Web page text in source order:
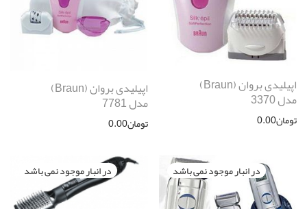
اپیلیدی بروان (Braun)
مدل 3370
تومان0.00
اپیلیدی بروان (Braun)
مدل 7781
تومان0.00